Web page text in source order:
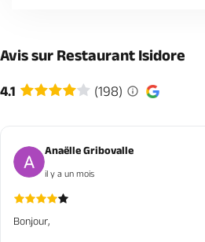
Avis sur Restaurant Isidore
4.1 (198)
Anaëlle Gribovalle
il y a un mois
Bonjour,